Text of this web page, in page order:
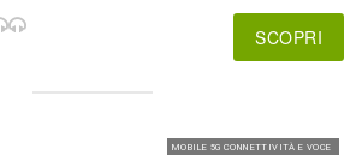
SCOPRI
MOBILE 5G CONNETTIVITÀ E VOCE